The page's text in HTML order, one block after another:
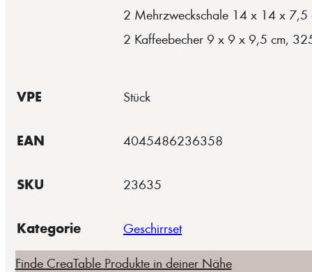
2 Mehrzweckschale 14 x 14 x
2 Kaffeebecher 9 x 9 x 9,5 cm,
VPE Stück
EAN 4045486236358
SKU 23635
Kategorie
Geschirrset
Finde CreaTable Produkte in deiner Nähe